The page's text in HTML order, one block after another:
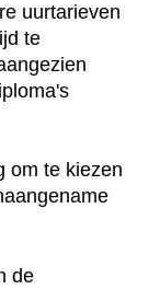
uurtarieven
te
om te kiezen
de